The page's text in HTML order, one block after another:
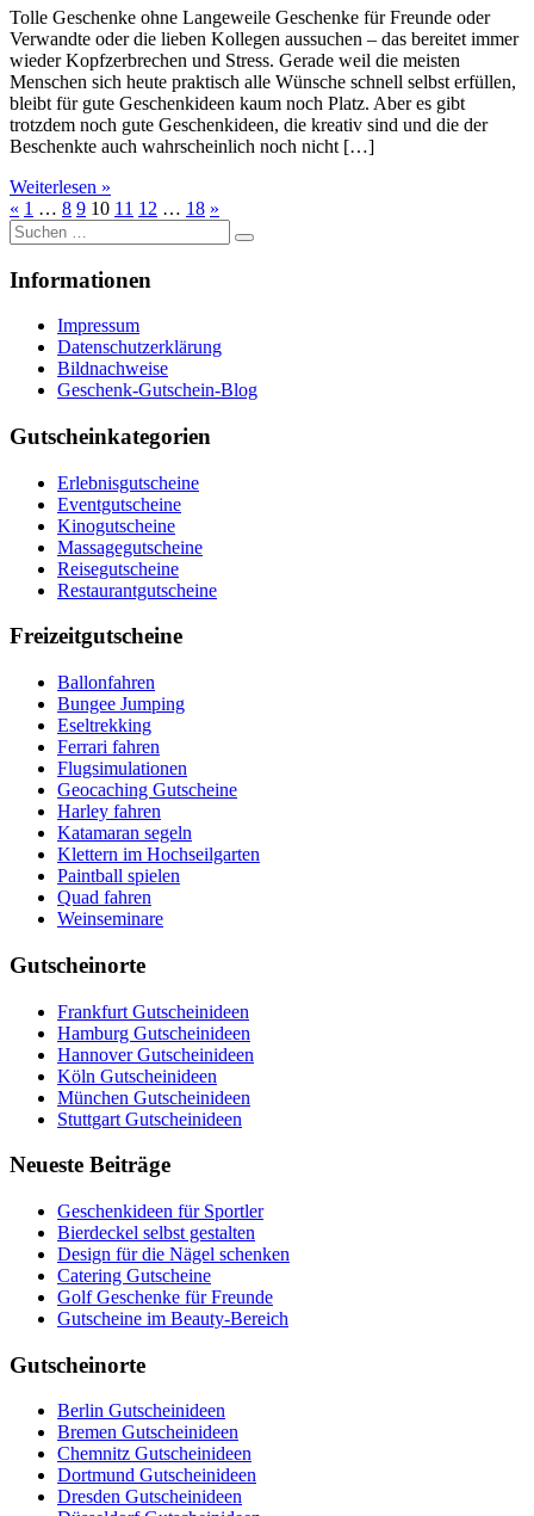
Tolle Geschenke ohne Langeweile Geschenke für Freunde oder
Verwandte oder die lieben Kollegen aussuchen – das bereitet immer
wieder Kopfzerbrechen und Stress. Gerade weil die meisten
Menschen sich heute praktisch alle Wünsche schnell selbst erfüllen,
bleibt für gute Geschenkideen kaum noch Platz. Aber es gibt
trotzdem noch gute Geschenkideen, die kreativ sind und die der
Beschenkte auch wahrscheinlich noch nicht […]
Weiterlesen »
« 1 … 8 9 10 11 12 … 18 »
Suche
nach:
Informationen
Impressum
Datenschutzerklärung
Bildnachweise
Geschenk-Gutschein-Blog
Gutscheinkategorien
Erlebnisgutscheine
Eventgutscheine
Kinogutscheine
Massagegutscheine
Reisegutscheine
Restaurantgutscheine
Freizeitgutscheine
Ballonfahren
Bungee Jumping
Eseltrekking
Ferrari fahren
Flugsimulationen
Geocaching Gutscheine
Harley fahren
Katamaran segeln
Klettern im Hochseilgarten
Paintball spielen
Quad fahren
Weinseminare
Gutscheinorte
Frankfurt Gutscheinideen
Hamburg Gutscheinideen
Hannover Gutscheinideen
Köln Gutscheinideen
München Gutscheinideen
Stuttgart Gutscheinideen
Neueste Beiträge
Geschenkideen für Sportler
Bierdeckel selbst gestalten
Design für die Nägel schenken
Catering Gutscheine
Golf Geschenke für Freunde
Gutscheine im Beauty-Bereich
Gutscheinorte
Berlin Gutscheinideen
Bremen Gutscheinideen
Chemnitz Gutscheinideen
Dortmund Gutscheinideen
Dresden Gutscheinideen